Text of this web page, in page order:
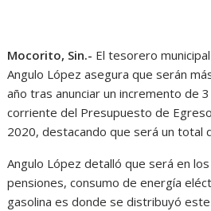
Mocorito, Sin.- El tesorero
Angulo López asegura que serán
año tras anunciar un incremento de
corriente del Presupuesto de
2020, destacando que será un total
Angulo López detalló que será en
pensiones, consumo de energía
gasolina es donde se distribuyó